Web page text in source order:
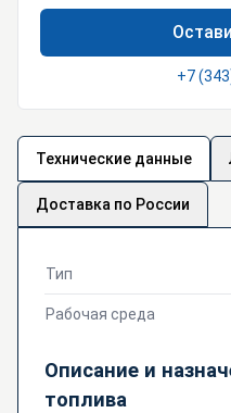
+7
Технические данные
Доставка по России
Тип
Рабочая среда
Описание и
топлива